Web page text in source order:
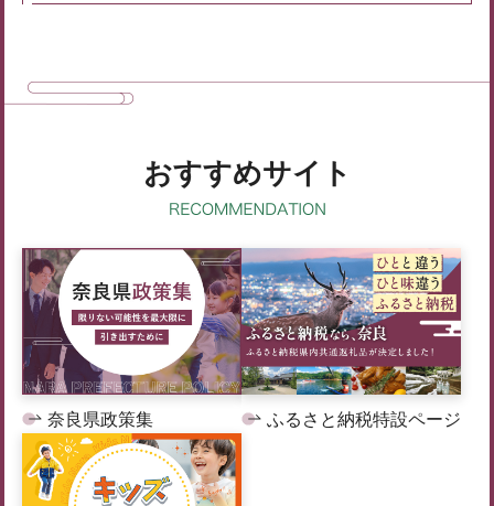
おすすめサイト
奈良県政策集 ふるさと納税特設ページ